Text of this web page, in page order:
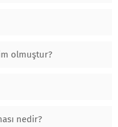
olmuştur?
nedir?